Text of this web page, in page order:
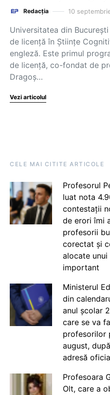
Redacția 10
Universitatea din
de licență în Științe
engleză. Este primul
de licență, co-fondat de
Dragoș…
Vezi articolul
CELE MAI CITITE ARTICOLE
Profesorul
luat nota
contestații
de erori îmi
profesorii
corectat și
alocate
important
Ministerul
din
anul școlar
care se va
profesorilor
august,
adresă
Profesoara
Olt, care a